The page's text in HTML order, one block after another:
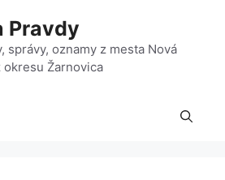
Pravdy
správy, oznamy z mesta Nová
okresu Žarnovica